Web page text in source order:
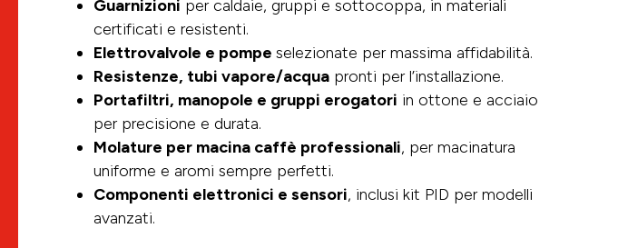
Guarnizioni per caldaie, gruppi e sottocoppa, in materiali
certificati e resistenti.
Elettrovalvole e pompeselezionate per massima affidabilità.
Resistenze, tubi vapore/acqua pronti per l’installazione.
Portafiltri, manopole e gruppi erogatori in ottone e acciaio
per precisione e durata.
Molature per macina caffè professionali, per macinatura
uniforme e aromi sempre perfetti.
Componenti elettronici e sensori, inclusi kit PID per modelli
avanzati.